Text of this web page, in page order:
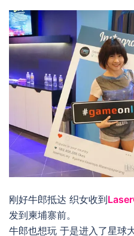
刚好牛郎抵达 织女收到
发到柬埔寨前。
牛郎也想玩 于是进入了星球